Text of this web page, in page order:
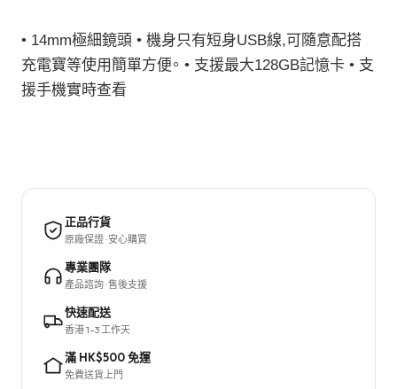
• 14mm極細鏡頭 • 機身只有短身USB線,可隨意配搭
充電寶等使用簡單方便。 • 支援最大128GB記憶卡 • 支
援手機實時查看
正品行貨
原廠保證 · 安心購買
專業團隊
產品諮詢 · 售後支援
快速配送
香港 1–3 工作天
滿 HK$500 免運
免費送貨上門